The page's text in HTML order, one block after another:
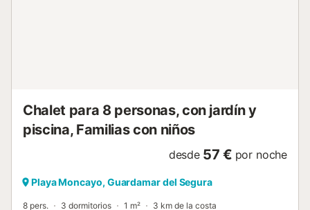
Chalet para 8 personas, con jardín y
piscina, Familias con niños
desde 57 € por noche
Playa Moncayo, Guardamar del Segura
8 pers. 3 dormitorios 1 m² 3 km de la costa